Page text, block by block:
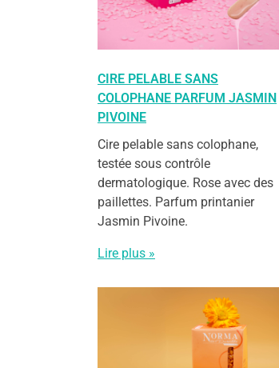
CIRE PELABLE SANS
COLOPHANE PARFUM JASMIN
PIVOINE
Cire pelable sans colophane,
testée sous contrôle
dermatologique. Rose avec des
paillettes. Parfum printanier
Jasmin Pivoine.
Lire plus »